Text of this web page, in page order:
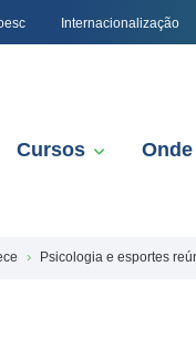
Internacionalização
Cursos
Psicologia e esportes